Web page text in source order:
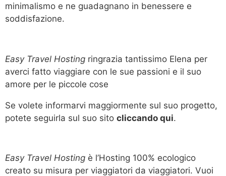
minimalismo e ne guadagnano in benessere e
soddisfazione.
Easy Travel Hosting ringrazia tantissimo Elena per
averci fatto viaggiare con le sue passioni e il suo
amore per le piccole cose
Se volete informarvi maggiormente sul suo progetto,
potete seguirla sul suo sito cliccando qui.
Easy Travel Hosting è l’Hosting 100% ecologico
creato su misura per viaggiatori da viaggiatori. Vuoi